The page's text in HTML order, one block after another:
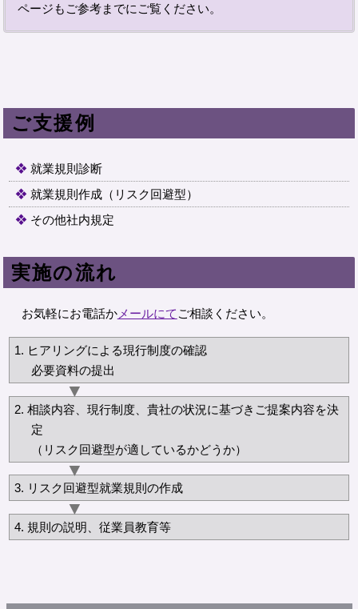
ページもご参考までにご覧ください。
ご支援例
就業規則診断
就業規則作成（リスク回避型）
その他社内規定
実施の流れ
お気軽にお電話かメールにて ご相談ください。
ヒアリングによる現行制度の確認
必要資料の提出
相談内容、現行制度、貴社の状況に基づきご提案内容を決
定
（リスク回避型が適しているかどうか）
リスク回避型就業規則の作成
規則の説明、従業員教育等